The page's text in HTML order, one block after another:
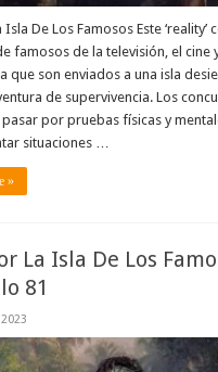
De Los Famosos Este ‘reality’
famosos de la televisión, el cine
que son enviados a una isla
de supervivencia. Los
por pruebas físicas y
situaciones …
»
La Isla De Los
81